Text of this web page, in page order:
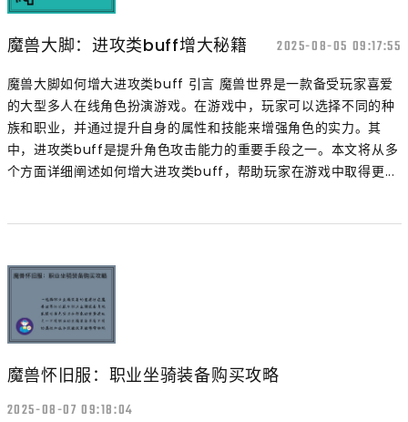
魔兽大脚：进攻类buff增大秘籍 2025-08-05 09:17:55
魔兽大脚如何增大进攻类buff 引言 魔兽世界是一款备受玩家喜爱
的大型多人在线角色扮演游戏。在游戏中，玩家可以选择不同的种
族和职业，并通过提升自身的属性和技能来增强角色的实力。其
中，进攻类buff是提升角色攻击能力的重要手段之一。本文将从多
个方面详细阐述如何增大进攻类buff，帮助玩家在游戏中取得更...
魔兽怀旧服：职业坐骑装备购买攻略
2025-08-07 09:18:04